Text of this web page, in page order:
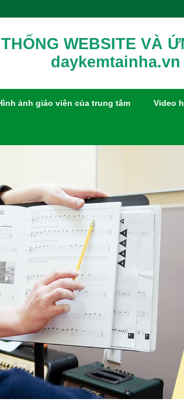
WEBSITE VÀ
daykemtainha.vn
ảnh giáo viên của trung tâm Video